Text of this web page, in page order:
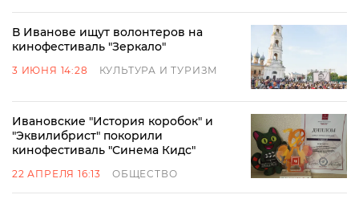
В Иванове ищут волонтеров на
кинофестиваль "Зеркало"
3 ИЮНЯ 14:28 КУЛЬТУРА И ТУРИЗМ
Ивановские "История коробок" и
"Эквилибрист" покорили
кинофестиваль "Синема Кидс"
22 АПРЕЛЯ 16:13 ОБЩЕСТВО